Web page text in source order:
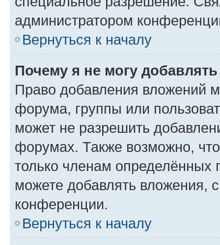
администратором
Вернуться к началу
Почему я не могу
Право добавления вложений
форума, группы или
может не разрешить
форумах. Также возможно,
только членам определённых
можете добавлять вложения,
конференции.
Вернуться к началу